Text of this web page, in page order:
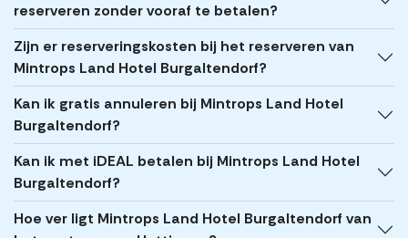
reserveren zonder vooraf te betalen?
Zijn er reserveringskosten bij het reserveren van
Mintrops Land Hotel Burgaltendorf?
Kan ik gratis annuleren bij Mintrops Land Hotel
Burgaltendorf?
Kan ik met iDEAL betalen bij Mintrops Land Hotel
Burgaltendorf?
Hoe ver ligt Mintrops Land Hotel Burgaltendorf van